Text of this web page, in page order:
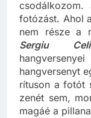
akartam.
fotózást. Ahol
nem része a
Sergiu
hangversenyt
rítuson a fotót
zenét sem,